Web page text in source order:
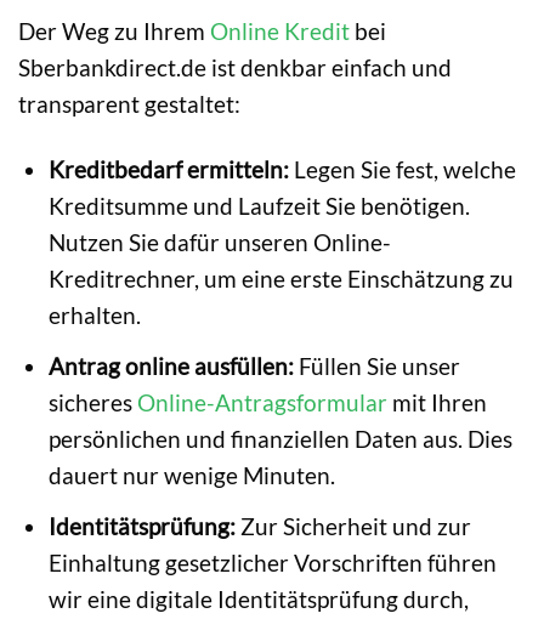
Der Weg zu Ihrem Online Kredit bei
Sberbankdirect.de ist denkbar einfach und
transparent gestaltet:
Kreditbedarf ermitteln:Legen Sie fest, welche
Kreditsumme und Laufzeit Sie benötigen.
Nutzen Sie dafür unseren Online-
Kreditrechner, um eine erste Einschätzung zu
erhalten.
Antrag online ausfüllen:Füllen Sie unser
sicheres Online-Antragsformularmit Ihren
persönlichen und finanziellen Daten aus. Dies
dauert nur wenige Minuten.
Identitätsprüfung:Zur Sicherheit und zur
Einhaltung gesetzlicher Vorschriften führen
wir eine digitale Identitätsprüfung durch,